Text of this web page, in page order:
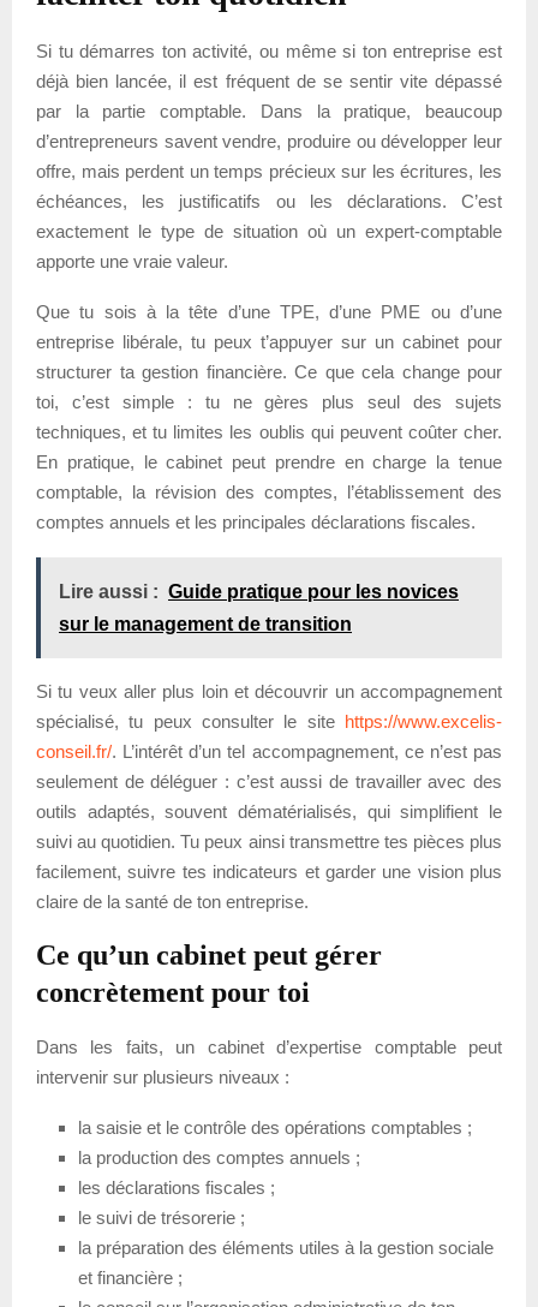
Si tu démarres ton activité, ou même si ton entreprise est
déjà bien lancée, il est fréquent de se sentir vite dépassé
par la partie comptable. Dans la pratique, beaucoup
d’entrepreneurs savent vendre, produire ou développer leur
offre, mais perdent un temps précieux sur les écritures, les
échéances, les justificatifs ou les déclarations. C’est
exactement le type de situation où un expert-comptable
apporte une vraie valeur.
Que tu sois à la tête d’une TPE, d’une PME ou d’une
entreprise libérale, tu peux t’appuyer sur un cabinet pour
structurer ta gestion financière. Ce que cela change pour
toi, c’est simple : tu ne gères plus seul des sujets
techniques, et tu limites les oublis qui peuvent coûter cher.
En pratique, le cabinet peut prendre en charge la tenue
comptable, la révision des comptes, l’établissement des
comptes annuels et les principales déclarations fiscales.
Lire aussi : Guide pratique pour les novices
sur le management de transition
Si tu veux aller plus loin et découvrir un accompagnement
spécialisé, tu peux consulter le site https://www.excelis-
conseil.fr/. L’intérêt d’un tel accompagnement, ce n’est pas
seulement de déléguer : c’est aussi de travailler avec des
outils adaptés, souvent dématérialisés, qui simplifient le
suivi au quotidien. Tu peux ainsi transmettre tes pièces plus
facilement, suivre tes indicateurs et garder une vision plus
claire de la santé de ton entreprise.
Ce qu’un cabinet peut gérer
concrètement pour toi
Dans les faits, un cabinet d’expertise comptable peut
intervenir sur plusieurs niveaux :
la saisie et le contrôle des opérations comptables ;
la production des comptes annuels ;
les déclarations fiscales ;
le suivi de trésorerie ;
la préparation des éléments utiles à la gestion sociale
et financière ;